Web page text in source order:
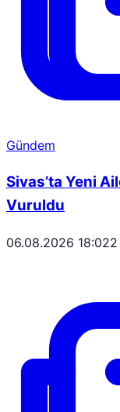
Gündem
Sivas’ta Yeni
Vuruldu
06.08.2026 18:02